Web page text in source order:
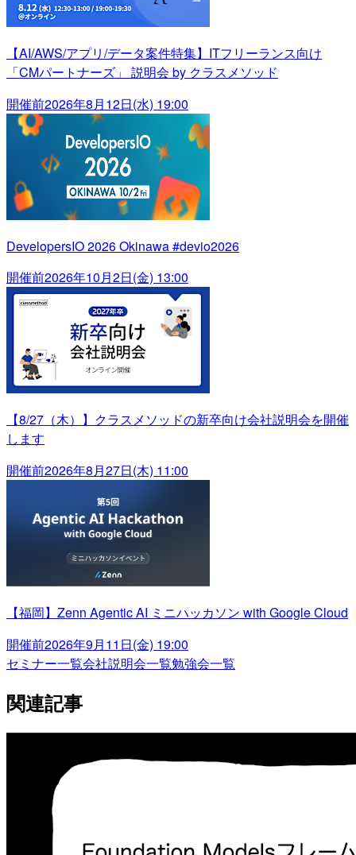
【AI/AWS/アプリ/データ案件特集】ITフリーランス向け
「CMパートナーズ」 説明会 by クラスメソッド
開催前2026年8月12日(水) 19:00
DevelopersIO 2026 Okinawa #devio2026
開催前2026年10月2日(金) 13:00
【8/27（木）】クラスメソッドの新卒向け会社説明会を開催
します
開催前2026年8月27日(木) 11:00
【福岡】Zenn Agentic AI ミニハッカソン with Google Cloud
開催前2026年9月11日(金) 19:00
セミナー一覧会社説明会一覧勉強会一覧
関連記事